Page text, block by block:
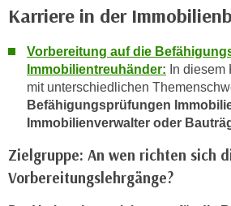
Karriere in der
Vorbereitung auf die
Immobilientreuhänder: In
mit unterschiedlichen
Befähigungsprüfungen
Immobilienverwalter oder
Zielgruppe: An wen richten sich
Vorbereitungslehrgänge?
A
e